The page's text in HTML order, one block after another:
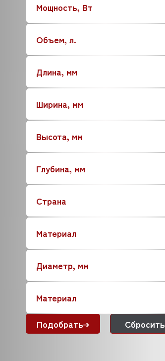
ARKTO
ARTHERMO
APS
ASCASO
ASCON TECNOLOGIC
ASF/THOMAS
ATA
ATESY (АТЕСИ)
ATEL
ATOLLSPEED
BAKE OFF
BARTSCHER
BEAR VARIMIXER
BECKERS
BEKO
BERTOS
BEST FOR
BIZERBA
BARTEC
BONGARD
BONNET
BORES
Мощность, Вт
Объем, л.
Длина, мм
Ширина, мм
Высота, мм
Глубина, мм
Страна
Материал
Диаметр, мм
Материал
Подобрать Сбросить